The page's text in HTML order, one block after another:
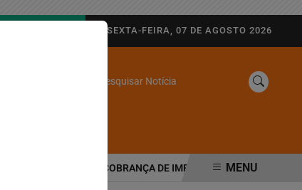
SEXTA-FEIRA, 07 DE AGOSTO 2026
Pesquisar Notícia
MUDA COBRANÇA DE IMPOSTOS NAS MAQUININHAS E
MENU